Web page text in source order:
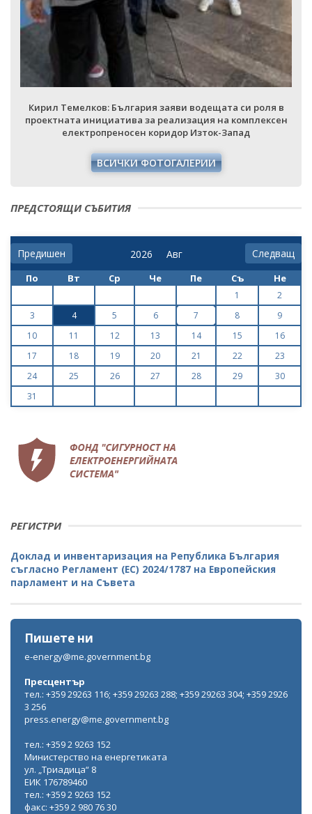
Кирил Темелков: България заяви водещата си роля в
проектната инициатива за реализация на комплексен
електропреносен коридор Изток-Запад
ВСИЧКИ ФОТОГАЛЕРИИ
ПРЕДСТОЯЩИ СЪБИТИЯ
Предишен Следващ
По Вт Ср Че Пе Съ Не
1
2
3
4 5 6 7 8
9
10
11 12 13 14 15
16
17
18 19 20 21 22
23
24
25 26 27 28 29
30
31
РЕГИСТРИ
Доклад и инвентаризация на Република България
съгласно Регламент (ЕС) 2024/1787 на Европейския
парламент и на Съвета
Пишете ни
e-energy@me.government.bg
Пресцентър
тел.: +359 29263 116; +359 29263 288; +359 29263 304; +359 2926
3 256
press.energy@me.government.bg
тел.: +359 2 9263 152
Министерство на енергетиката
ул. „Триадица“ 8
ЕИК 176789460
тел.: +359 2 9263 152
факс: +359 2 980 76 30